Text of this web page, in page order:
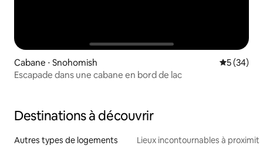
Cabane ⋅ Snohomish
5 (34)
Escapade dans une cabane en bord de lac
Destinations à découvrir
Autres types de logements Lieux incontournables à